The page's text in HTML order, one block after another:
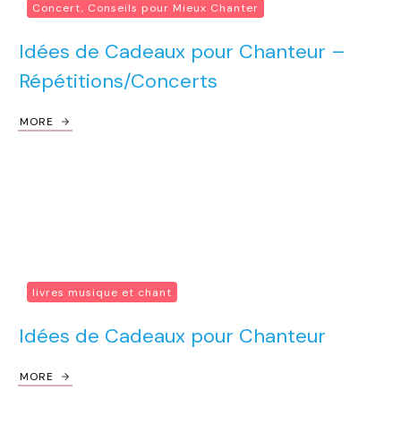
Concert, Conseils pour Mieux Chanter
Idées de Cadeaux pour Chanteur –
Répétitions/Concerts
MORE
livres musique et chant
Idées de Cadeaux pour Chanteur
MORE